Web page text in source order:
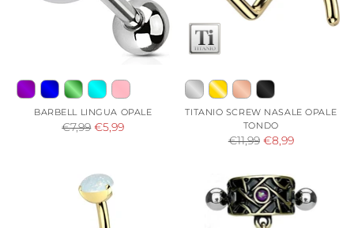
BARBELL LINGUA OPALE
Prezzo
€7,99 €5,99
TITANIO SCREW NASALE OPALE
TONDO
Prezzo
€11,99 €8,99